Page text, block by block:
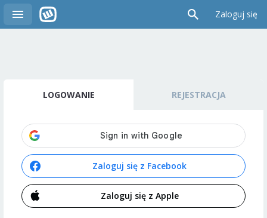
Zaloguj się
LOGOWANIE REJESTRACJA
Zaloguj się z Facebook
Zaloguj się z Apple